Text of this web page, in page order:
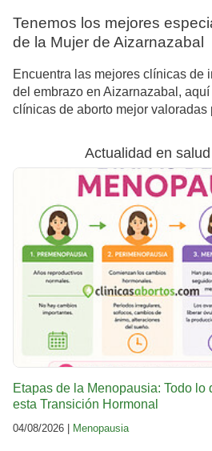
Tenemos los mejores
de la Mujer de Aizarnazabal
Encuentra las mejores clínicas de
del embrazo en Aizarnazabal,
clínicas de aborto mejor valoradas
Actualidad en
Etapas de la Menopausia: Todo
esta Transición Hormonal
04/08/2026 | Menopausia